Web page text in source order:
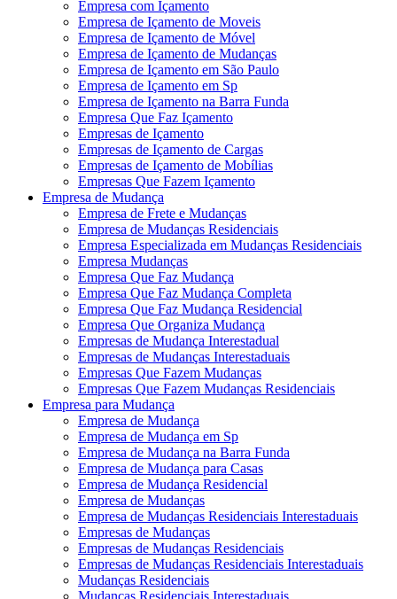
Empresa com Içamento
Empresa de Içamento de Moveis
Empresa de Içamento de Móvel
Empresa de Içamento de Mudanças
Empresa de Içamento em São Paulo
Empresa de Içamento em Sp
Empresa de Içamento na Barra Funda
Empresa Que Faz Içamento
Empresas de Içamento
Empresas de Içamento de Cargas
Empresas de Içamento de Mobílias
Empresas Que Fazem Içamento
Empresa de Mudança
Empresa de Frete e Mudanças
Empresa de Mudanças Residenciais
Empresa Especializada em Mudanças Residenciais
Empresa Mudanças
Empresa Que Faz Mudança
Empresa Que Faz Mudança Completa
Empresa Que Faz Mudança Residencial
Empresa Que Organiza Mudança
Empresas de Mudança Interestadual
Empresas de Mudanças Interestaduais
Empresas Que Fazem Mudanças
Empresas Que Fazem Mudanças Residenciais
Empresa para Mudança
Empresa de Mudança
Empresa de Mudança em Sp
Empresa de Mudança na Barra Funda
Empresa de Mudança para Casas
Empresa de Mudança Residencial
Empresa de Mudanças
Empresa de Mudanças Residenciais Interestaduais
Empresas de Mudanças
Empresas de Mudanças Residenciais
Empresas de Mudanças Residenciais Interestaduais
Mudanças Residenciais
Mudanças Residenciais Interestaduais